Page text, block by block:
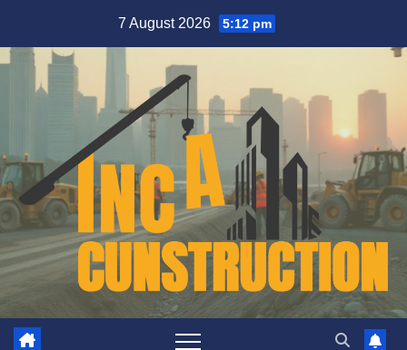
content
7 August 2026 5:12 pm